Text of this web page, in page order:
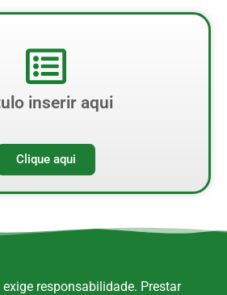
inserir aqui
Clique aqui
responsabilidade. Prestar